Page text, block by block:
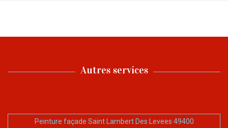
Autres services
Peinture façade Saint Lambert Des Levees 49400